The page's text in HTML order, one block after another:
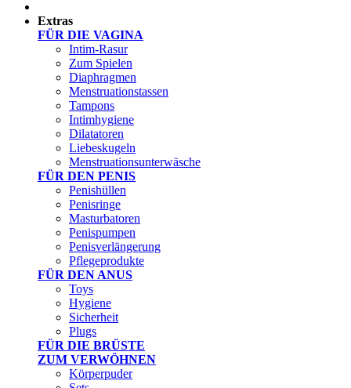
Extras
FÜR DIE VAGINA
Intim-Rasur
Zum Spielen
Diaphragmen
Menstruationstassen
Tampons
Intimhygiene
Dilatatoren
Liebeskugeln
Menstruationsunterwäsche
FÜR DEN PENIS
Penishüllen
Penisringe
Masturbatoren
Penispumpen
Penisverlängerung
Pflegeprodukte
FÜR DEN ANUS
Toys
Hygiene
Sicherheit
Plugs
FÜR DIE BRÜSTE
ZUM VERWÖHNEN
Körperpuder